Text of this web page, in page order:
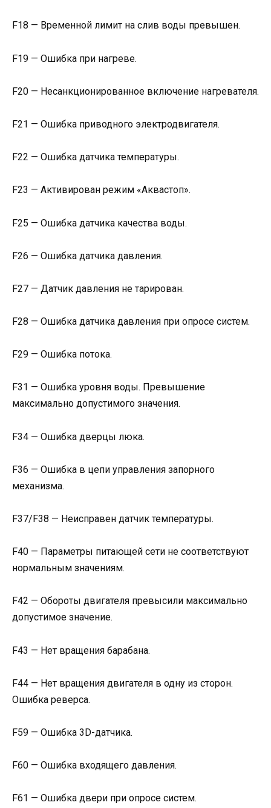
F18 — Временной лимит на слив воды превышен.
F19 — Ошибка при нагреве.
F20 — Несанкционированное включение нагревателя.
F21 — Ошибка приводного электродвигателя.
F22 — Ошибка датчика температуры.
F23 — Активирован режим «Аквастоп».
F25 — Ошибка датчика качества воды.
F26 — Ошибка датчика давления.
F27 — Датчик давления не тарирован.
F28 — Ошибка датчика давления при опросе систем.
F29 — Ошибка потока.
F31 — Ошибка уровня воды. Превышение
максимально допустимого значения.
F34 — Ошибка дверцы люка.
F36 — Ошибка в цепи управления запорного
механизма.
F37/F38 — Неисправен датчик температуры.
F40 — Параметры питающей сети не соответствуют
нормальным значениям.
F42 — Обороты двигателя превысили максимально
допустимое значение.
F43 — Нет вращения барабана.
F44 — Нет вращения двигателя в одну из сторон.
Ошибка реверса.
F59 — Ошибка 3D-датчика.
F60 — Ошибка входящего давления.
F61 — Ошибка двери при опросе систем.